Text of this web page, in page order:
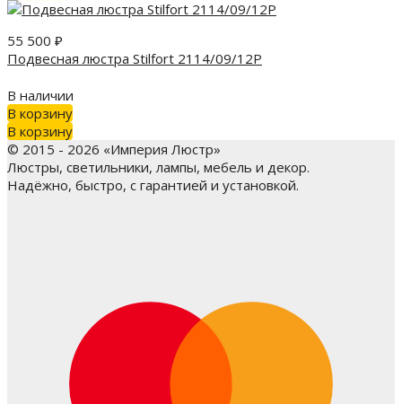
55 500 ₽
Подвесная люстра Stilfort 2114/09/12P
В наличии
В корзину
В корзину
© 2015 - 2026 «Империя Люстр»
Люстры, светильники, лампы, мебель и декор.
Надёжно, быстро, с гарантией и установкой.